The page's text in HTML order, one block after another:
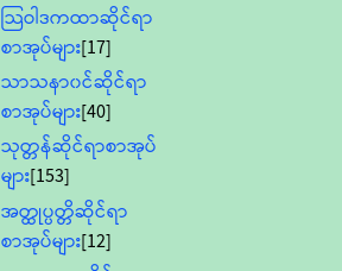
သြဝါဒကထာဆိုင်ရာ
စာအုပ်များ[17]
သာသနာ၀င်ဆိုင်ရာ
စာအုပ်များ[40]
သုတ္တန်ဆိုင်ရာစာအုပ်
များ[153]
အတ္ထုပ္ပတ္တိဆိုင်ရာ
စာအုပ်များ[12]